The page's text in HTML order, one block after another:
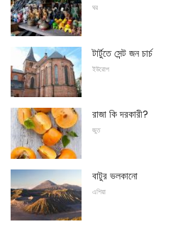
ঘর
টার্টুতে সেন্ট জন চার্চ
ইউরোপ
রাজা কি দরকারী?
জুত
বাটুর ভলকানো
এশিয়া